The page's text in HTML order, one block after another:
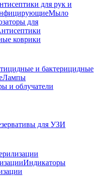
для рук и
Мыло
для
коврики
и бактерицидные
Лампы
и облучатели
для УЗИ
Индикаторы